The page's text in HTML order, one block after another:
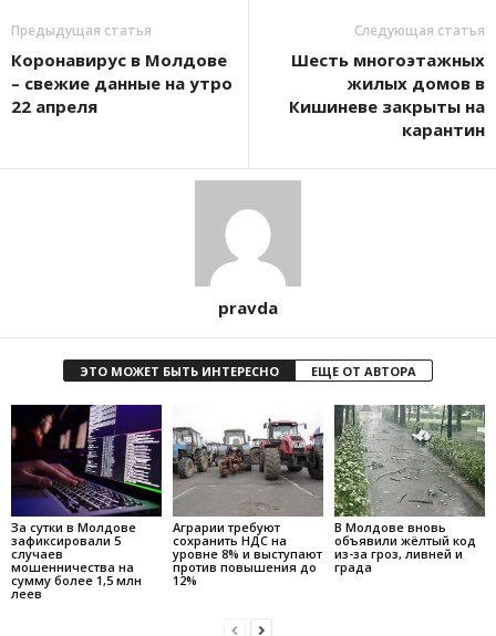
Предыдущая статья
Коронавирус в Молдове
– свежие данные на утро
22 апреля
Следующая статья
Шесть многоэтажных
жилых домов в
Кишиневе закрыты на
карантин
pravda
ЭТО МОЖЕТ БЫТЬ ИНТЕРЕСНО ЕЩЕ ОТ АВТОРА
За сутки в Молдове
зафиксировали 5
случаев
мошенничества на
сумму более 1,5 млн
леев
Аграрии требуют
сохранить НДС на
уровне 8% и выступают
против повышения до
12%
В Молдове вновь
объявили жёлтый код
из-за гроз, ливней и
града